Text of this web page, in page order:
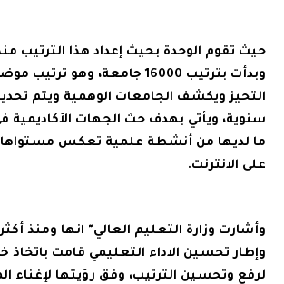
وبدأت بترتيب 16000 جامعة، وهو
التحيز ويكشف الجامعات الوهمية ويتم
سنوية، ويأتي بهدف حث الجهات الأكاديمية
ما لديها من أنشطة علمية تعكس مستواها
على الانترنت.
وأشارت وزارة التعليم العالي" انها ومنذ
وإطار تحسين الاداء التعليمي قامت
لرفع وتحسين الترتيب، وفق رؤيتها لإغناء